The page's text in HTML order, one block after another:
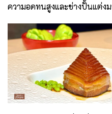
ความอดทนสูงและช่างปั้นแต่ง